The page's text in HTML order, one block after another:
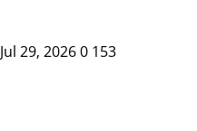
Jul 29, 20260 153